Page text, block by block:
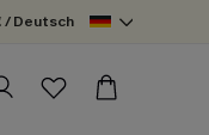
/ Deutsch